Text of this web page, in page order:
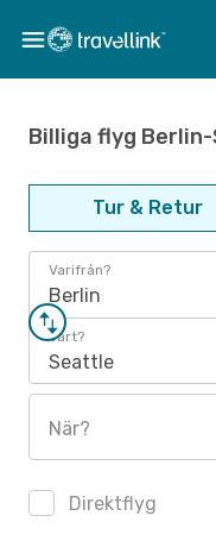
Billiga flyg
Tur & Retur
Varifrån?
Berlin
Vart?
Seattle
När?
Direktflyg